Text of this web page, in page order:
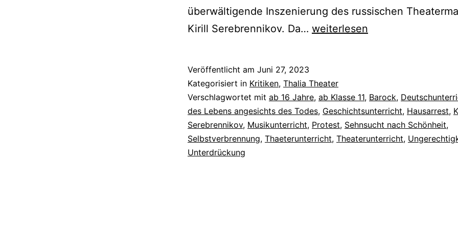
überwältigende Inszenierung des russischen
Kirill Serebrennikov. Da… Barocco
weiterlesen
Veröffentlicht am Juni 27, 2023
Kategorisiert in Kritiken, Thalia Theater
Verschlagwortet mit ab 16 Jahre, ab Klasse 11, Barock,
des Lebens angesichts des Todes, Geschichtsunterricht, Hausarrest,
Serebrennikov, Musikunterricht, Protest, Sehnsucht nach Schönheit,
Selbstverbrennung, Thaeterunterricht, Theaterunterricht,
Unterdrückung